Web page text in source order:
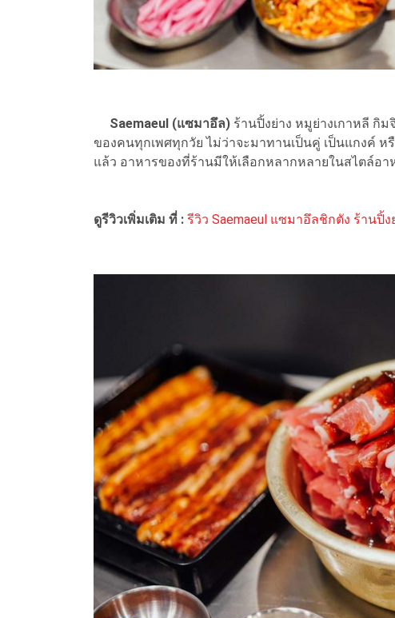
Saemaeul (แซมาอึล) ร้านปิ้งย่าง หมูย่างเกาหลี กิ
ของคนทุกเพศทุกวัย ไม่ว่าจะมาทานเป็นคู่ เป็นแกงค์
แล้ว อาหารของที่ร้านมีให้เลือกหลากหลายในสไตล์อา
ดูรีวิวเพิ่มเติม ที่ : รีวิว Saemaeul แซมาอึลชิกตัง ร้านปิ้